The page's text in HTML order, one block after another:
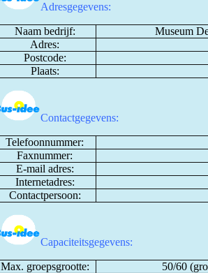
Adresgegevens:
Naam bedrijf:
Museum
Adres:
Postcode:
Plaats:
Contactgegevens:
Telefoonnummer:
Faxnummer:
E-mail adres:
Internetadres:
Contactpersoon:
Capaciteitsgegevens:
Max. groepsgrootte:
50/60